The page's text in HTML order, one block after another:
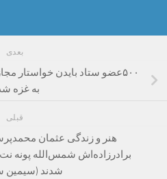
بعدی
۵۰۰عضو ستاد بایدن خواستار
به غزه
قبلی
هنر و زندگی عثمان
برادرزاده‌اش شمس‌الله پونه
شدند (سیمین